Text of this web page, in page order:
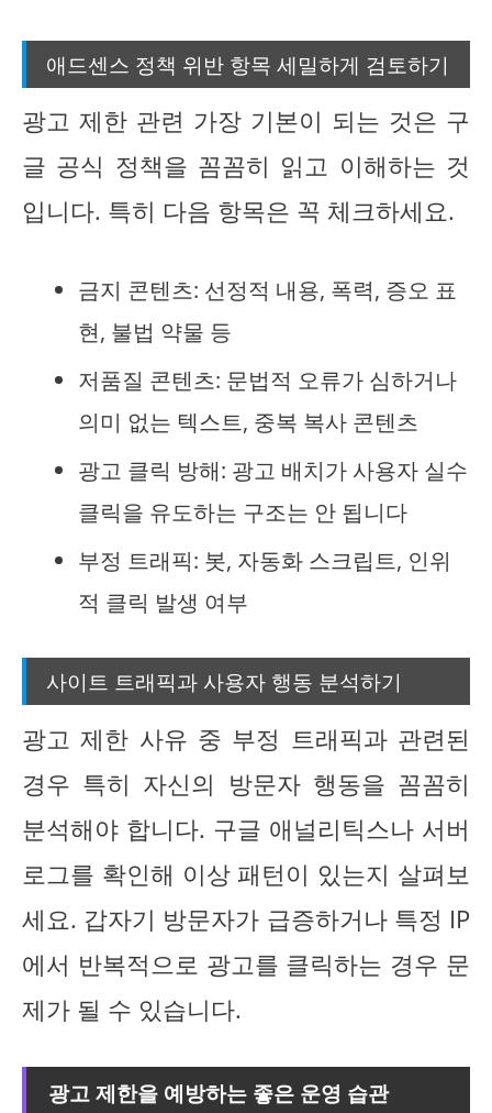
애드센스 정책 위반 항목 세밀하게 검토하기
광고 제한 관련 가장 기본이 되는 것은 구
글 공식 정책을 꼼꼼히 읽고 이해하는 것
입니다. 특히 다음 항목은 꼭 체크하세요.
금지 콘텐츠: 선정적 내용, 폭력, 증오 표
현, 불법 약물 등
저품질 콘텐츠: 문법적 오류가 심하거나
의미 없는 텍스트, 중복 복사 콘텐츠
광고 클릭 방해: 광고 배치가 사용자 실수
클릭을 유도하는 구조는 안 됩니다
부정 트래픽: 봇, 자동화 스크립트, 인위
적 클릭 발생 여부
사이트 트래픽과 사용자 행동 분석하기
광고 제한 사유 중 부정 트래픽과 관련된
경우 특히 자신의 방문자 행동을 꼼꼼히
분석해야 합니다. 구글 애널리틱스나 서버
로그를 확인해 이상 패턴이 있는지 살펴보
세요. 갑자기 방문자가 급증하거나 특정 IP
에서 반복적으로 광고를 클릭하는 경우 문
제가 될 수 있습니다.
광고 제한을 예방하는 좋은 운영 습관